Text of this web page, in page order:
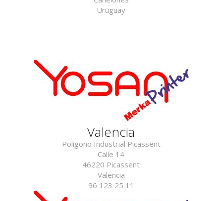
Uruguay
Valencia
Poligono Industrial Picassent
Calle 14
46220 Picassent
Valencia
96 123 25 11